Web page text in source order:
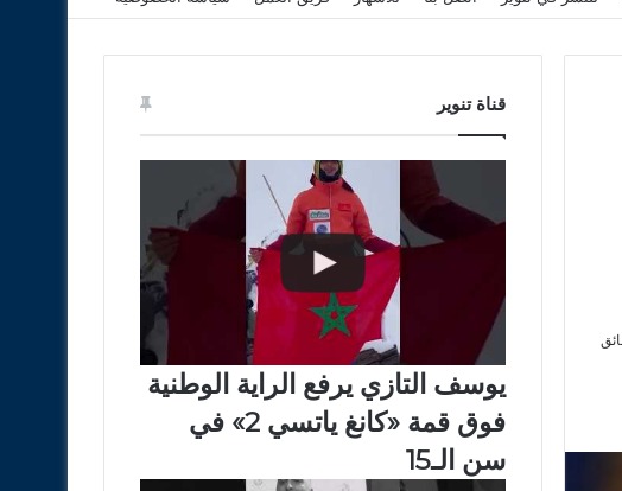
عمودالدخول
قناة تنوير
يوسف التازي يرفع الراية الوطنية
فوق قمة «كانغ ياتسي 2» في
سن الـ15